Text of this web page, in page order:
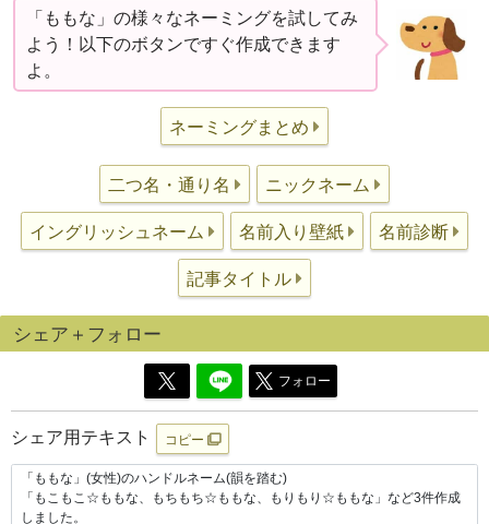
「ももな」の様々なネーミングを試してみ
よう！以下のボタンですぐ作成できます
よ。
ネーミングまとめ
二つ名・通り名 ニックネーム
イングリッシュネーム 名前入り壁紙 名前診断
記事タイトル
シェア＋フォロー
フォロー
シェア用テキスト コピー